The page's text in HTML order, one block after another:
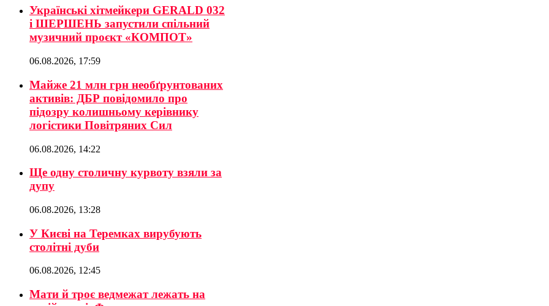
Українські хітмейкери GERALD 032
і ШЕРШЕНЬ запустили спільний
музичний проєкт «КОМПОТ»
06.08.2026, 17:59
Майже 21 млн грн необґрунтованих
активів: ДБР повідомило про
підозру колишньому керівнику
логістики Повітряних Сил
06.08.2026, 14:22
Ще одну столичну курвоту взяли за
дупу
06.08.2026, 13:28
У Києві на Теремках вирубують
столітні дуби
06.08.2026, 12:45
Мати й троє ведмежат лежать на